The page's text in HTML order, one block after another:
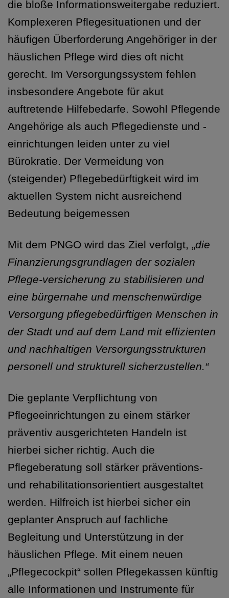
die bloße Informationsweitergabe reduziert.
Komplexeren Pflegesituationen und der
häufigen Überforderung Angehöriger in der
häuslichen Pflege wird dies oft nicht
gerecht. Im Versorgungssystem fehlen
insbesondere Angebote für akut
auftretende Hilfebedarfe. Sowohl Pflegende
Angehörige als auch Pflegedienste und -
einrichtungen leiden unter zu viel
Bürokratie. Der Vermeidung von
(steigender) Pflegebedürftigkeit wird im
aktuellen System nicht ausreichend
Bedeutung beigemessen
Mit dem PNGO wird das Ziel verfolgt, „die
Finanzierungsgrundlagen der sozialen
Pflege-versicherung zu stabilisieren und
eine bürgernahe und menschenwürdige
Versorgung pflegebedürftigen Menschen in
der Stadt und auf dem Land mit effizienten
und nachhaltigen Versorgungsstrukturen
personell und strukturell sicherzustellen.“
Die geplante Verpflichtung von
Pflegeeinrichtungen zu einem stärker
präventiv ausgerichteten Handeln ist
hierbei sicher richtig. Auch die
Pflegeberatung soll stärker präventions-
und rehabilitationsorientiert ausgestaltet
werden. Hilfreich ist hierbei sicher ein
geplanter Anspruch auf fachliche
Begleitung und Unterstützung in der
häuslichen Pflege. Mit einem neuen
„Pflegecockpit“ sollen Pflegekassen künftig
alle Informationen und Instrumente für